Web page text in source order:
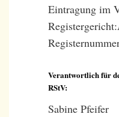
Eintragung im
Verantwortlich für
RStV:
Sabine Pfeifer